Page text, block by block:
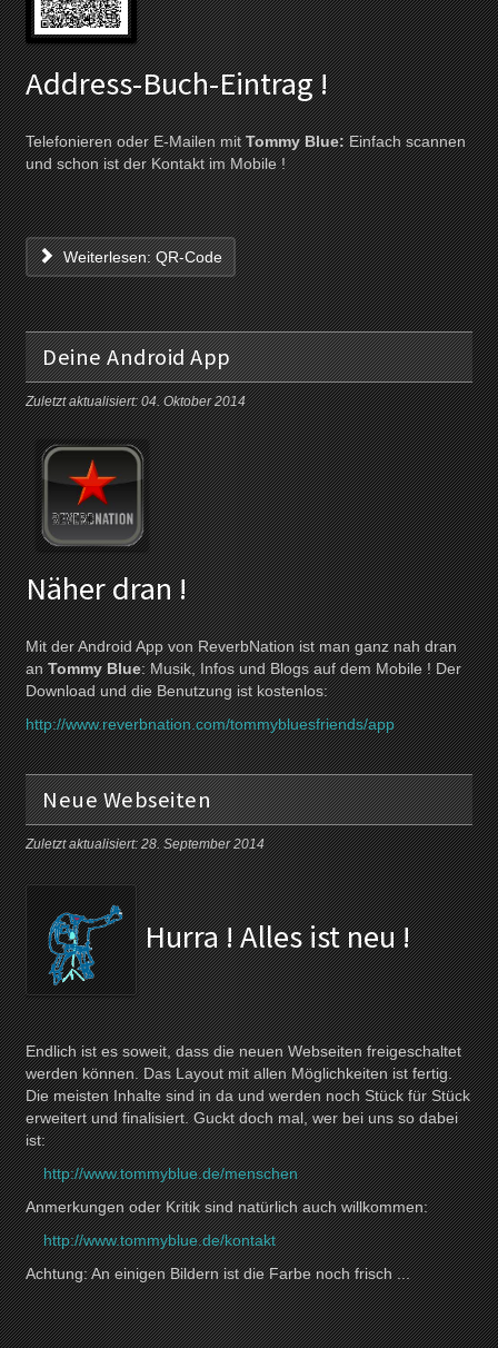
Address-Buch-Eintrag !
Telefonieren oder E-Mailen mitTommy Blue:Einfach scannen
und schon ist der Kontakt im Mobile !
Weiterlesen: QR-Code
Deine Android App
Zuletzt aktualisiert: 04. Oktober 2014
Näher dran !
Mit der Android App von ReverbNation ist man ganz nah dran
anTommy Blue: Musik, Infos und Blogs auf dem Mobile ! Der
Download und die Benutzung ist kostenlos:
http://www.reverbnation.com/tommybluesfriends/app
Neue Webseiten
Zuletzt aktualisiert: 28. September 2014
Hurra ! Alles ist neu !
Endlich ist es soweit, dass die neuen Webseiten freigeschaltet
werden können. Das Layout mit allen Möglichkeiten ist fertig.
Die meisten Inhalte sind in da und werden noch Stück für Stück
erweitert und finalisiert. Guckt doch mal, wer bei uns so dabei
ist:
http://www.tommyblue.de/menschen
Anmerkungen oder Kritik sind natürlich auch willkommen:
http://www.tommyblue.de/kontakt
Achtung: An einigen Bildern ist die Farbe noch frisch ...